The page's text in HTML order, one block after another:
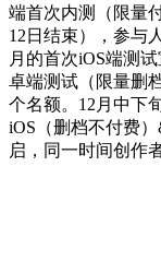
端首次内测（限量
12日结束），参与
月的首次iOS端测
卓端测试（限量删
个名额。12月中下
iOS（删档不付费
启，同一时间创作